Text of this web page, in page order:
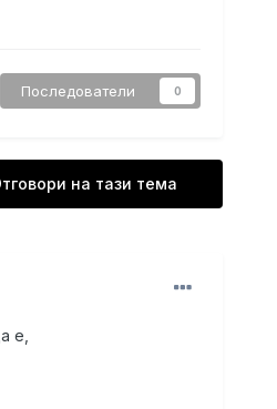
Последователи 0
на тази тема
е,